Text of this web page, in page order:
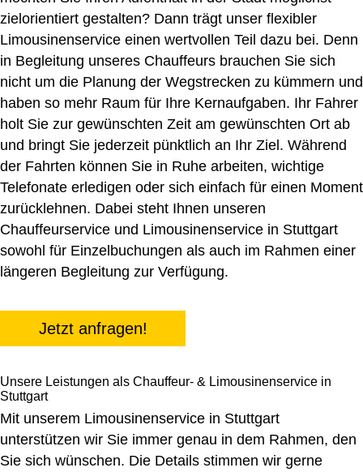
zielorientiert gestalten? Dann trägt unser flexibler
Limousinenservice einen wertvollen Teil dazu bei. Denn
in Begleitung unseres Chauffeurs brauchen Sie sich
nicht um die Planung der Wegstrecken zu kümmern und
haben so mehr Raum für Ihre Kernaufgaben. Ihr Fahrer
holt Sie zur gewünschten Zeit am gewünschten Ort ab
und bringt Sie jederzeit pünktlich an Ihr Ziel. Während
der Fahrten können Sie in Ruhe arbeiten, wichtige
Telefonate erledigen oder sich einfach für einen Moment
zurücklehnen. Dabei steht Ihnen unseren
Chauffeurservice und Limousinenservice in Stuttgart
sowohl für Einzelbuchungen als auch im Rahmen einer
längeren Begleitung zur Verfügung.
Jetzt anfragen!
Unsere Leistungen als Chauffeur- & Limousinenservice in
Stuttgart
Mit unserem Limousinenservice in Stuttgart
unterstützen wir Sie immer genau in dem Rahmen, den
Sie sich wünschen. Die Details stimmen wir gerne